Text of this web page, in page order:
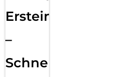
Ersteinrichtung
–
Schnelle